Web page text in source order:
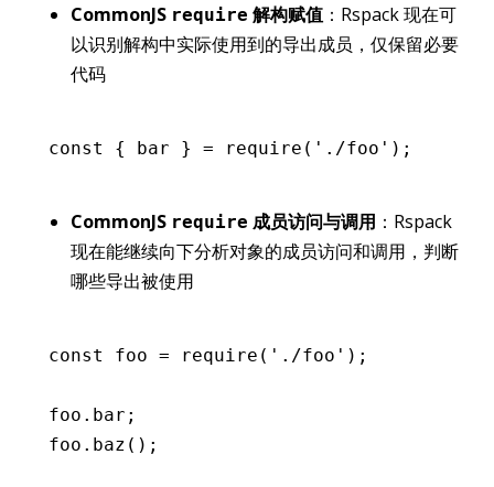
CommonJS require 解构赋值 ：Rspack 现在可
以识别解构中实际使用到的导出成员，仅保留必要
代码
const { bar } = require ( './foo' );
CommonJS require 成员访问与调用 ：Rspack
现在能继续向下分析对象的成员访问和调用，判断
哪些导出被使用
const foo = require ( './foo' );
foo .bar;
foo .baz ();